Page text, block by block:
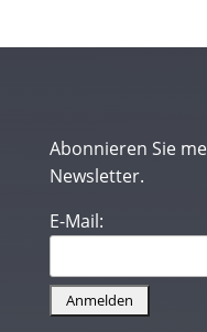
Abonnieren Sie
Newsletter.
E-Mail: